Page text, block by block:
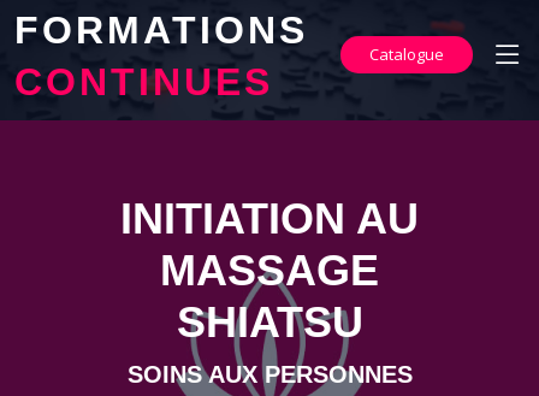
FORMATIONS
CONTINUES
Catalogue
INITIATION AU
MASSAGE
SHIATSU
SOINS AUX PERSONNES